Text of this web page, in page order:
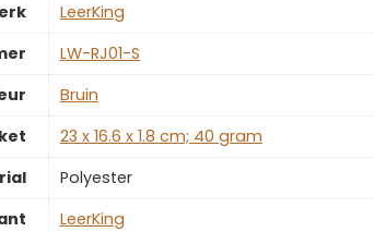
‎LeerKing
‎LW-RJ01-S
‎Bruin
‎23 x 16.6 x 1.8 cm; 40 gram
‎Polyester
‎LeerKing